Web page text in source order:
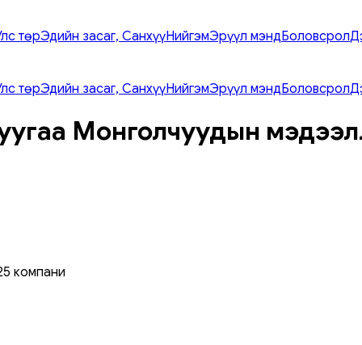
төрЭдийн засаг, СанхүүНийгэмЭрүүл мэндБоловсрол
төрЭдийн засаг, СанхүүНийгэмЭрүүл мэндБоловсрол
Монголчуудын
компани